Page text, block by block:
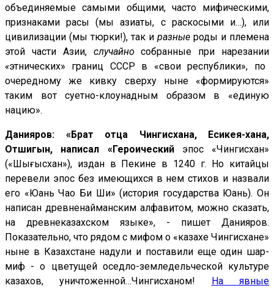
объединяемые самыми общими, часто мифическими,
признаками расы (мы азиаты, с раскосыми и…), или
цивилизации (мы тюрки!), так и разные роды и племена
этой части Азии, случайнособранные при нарезании
«этнических» границ СССР в «свои республики», по
очередному же кивку сверху ныне «формируются»
таким вот суетно-клоунадным образом в «единую
нацию».
Данияров: «Брат отца Чингисхана, Есикея-хана,
Отшигын, написал «Героический эпос «Чингисхан»
(«Шыңғысхан»), издан в Пекине в 1240 г. Но китайцы
перевели эпос без имеющихся в нем стихов и назвали
его «Юань Чао Би Ши» (история государства Юань). Он
написан древненайманским алфавитом, можно сказать,
на древнеказахском языке», - пишет Данияров.
Показательно, что рядом с мифом о «казахе Чингисхане»
ныне в Казахстане надули и поставили еще один шар-
миф - о цветущей оседло-земледельческой культуре
казахов, уничтоженной…Чингисханом!
На явные